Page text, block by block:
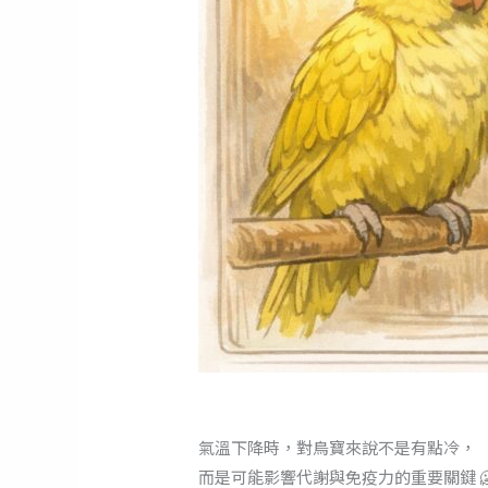
氣溫下降時，對鳥寶來說不是有點冷，
而是可能影響代謝與免疫力的重要關鍵